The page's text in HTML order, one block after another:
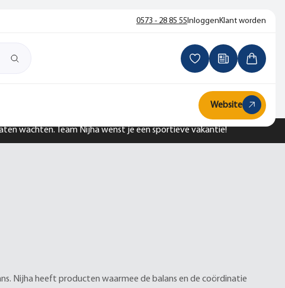
wachten. Team Nijha wenst je een sportieve vakantie!
0573 - 28 85 55InloggenKlant worden
Website
Nijha heeft producten waarmee de balans en de coördinatie